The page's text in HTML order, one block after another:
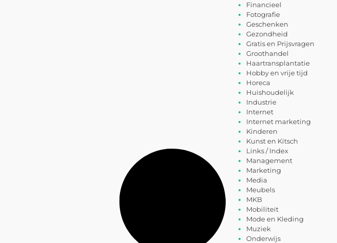
Financieel
Fotografie
Geschenken
Gezondheid
Gratis en Prijsvragen
Groothandel
Haartransplantatie
Hobby en vrije tijd
Horeca
Huishoudelijk
Industrie
Internet
Internet marketing
Kinderen
Kunst en Kitsch
Links / Index
Management
Marketing
Media
Meubels
MKB
Mobiliteit
Mode en Kleding
Muziek
Onderwijs